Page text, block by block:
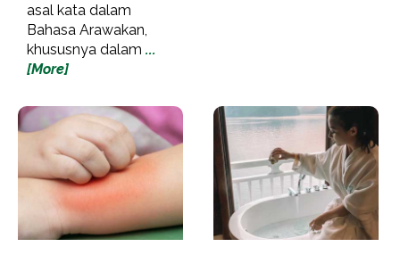
asal kata dalam
Bahasa Arawakan,
khususnya dalam ...
[More]